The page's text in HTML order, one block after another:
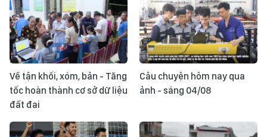
Về tận khối, xóm, bản - Tăng
tốc hoàn thành cơ sở dữ liệu
đất đai
Câu chuyện hôm nay qua
ảnh - sáng 04/08